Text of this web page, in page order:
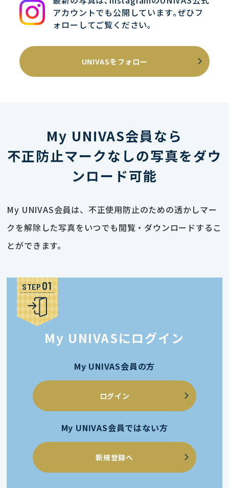
アカウントでも公開しています｡ぜひフ
ォローしてご覧ください｡
UNIVASをフォロー
My UNIVAS会員なら
不正防止マークなしの写真をダウ
ンロード可能
My UNIVAS会員は、不正使用防止のための透かしマー
クを解除した写真をいつでも閲覧・ダウンロードするこ
とができます。
STEP
My UNIVASにログイン
My UNIVAS会員の方
ログイン
My UNIVAS会員ではない方
新規登録へ